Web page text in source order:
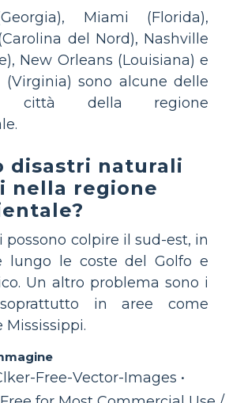
Miami (Florida),
del Nord), Nashville
New Orleans (Louisiana) e
(Virginia) sono alcune delle
città della regione
disastri naturali
nella regione
possono colpire il sud-est, in
lungo le coste del Golfo e
Un altro problema sono i
in aree come
Mississippi.
Free-Vector-Images •